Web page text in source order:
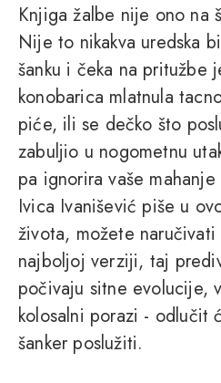
Knjiga žalbe nije ono na
Nije to nikakva uredska
šanku i čeka na pritužbe
konobarica mlatnula
piće, ili se dečko što
zabuljio u nogometnu
pa ignorira vaše
Ivica Ivanišević piše u
života, možete
najboljoj verziji, taj
počivaju sitne evolucije,
kolosalni porazi - odlučit
šanker poslužiti.